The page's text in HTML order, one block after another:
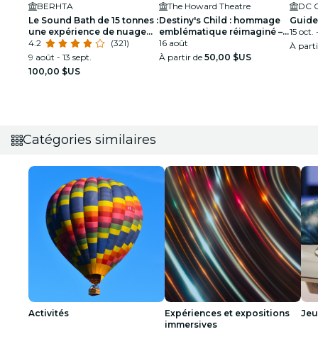
BERHTA
Le Sound Bath de 15 tonnes :
une expérience de nuage
duveteux
4.2
(321)
9 août - 13 sept.
100,00 $US
The Howard Theatre
Destiny's Child : hommage
emblématique réimaginé –
Washington DC
16 août
À partir de 50,00 $US
15
À
Catégories similaires
Activités
Expériences et expositions
immersives